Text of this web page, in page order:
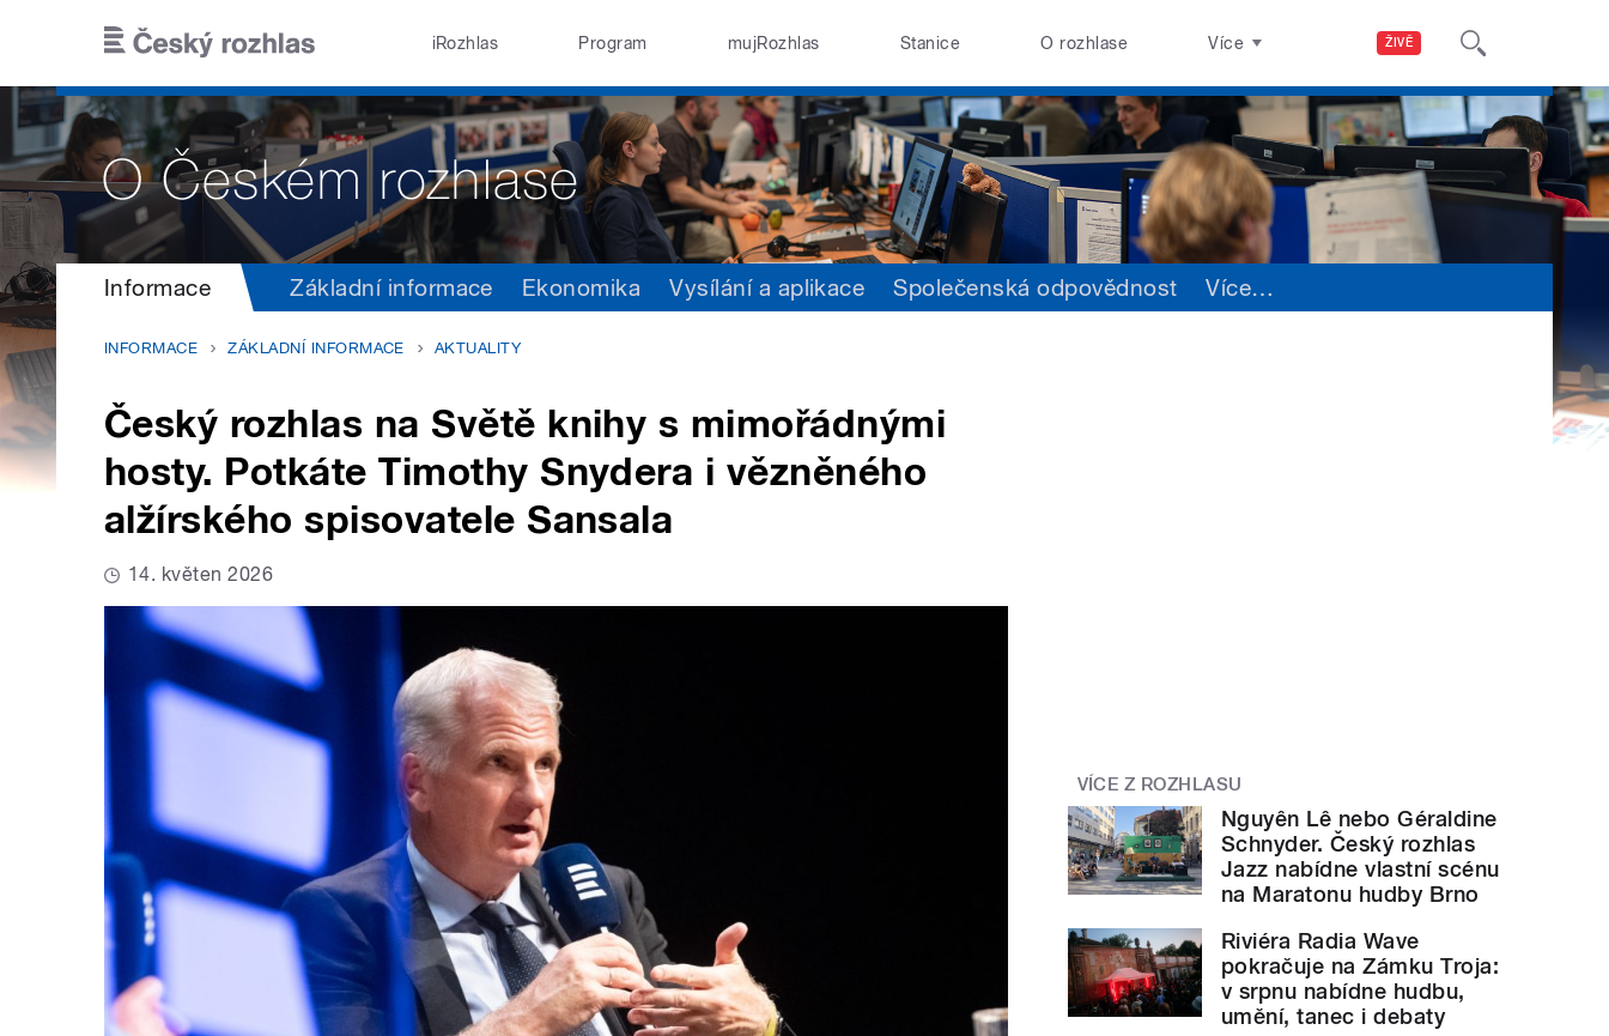
ŽIVĚ
iRozhlas Program mujRozhlas Stanice O rozhlase Více
Informace Základní informace Ekonomika Vysílání a aplikace Společenská odpovědnost Více…
INFORMACE ZÁKLADNÍ INFORMACE AKTUALITY
Český rozhlas na Světě knihy s mimořádnými
hosty. Potkáte Timothy Snydera i vězněného
alžírského spisovatele Sansala
14. květen 2026
VÍCE Z ROZHLASU
Nguyên Lê nebo Géraldine
Schnyder. Český rozhlas
Jazz nabídne vlastní scénu
na Maratonu hudby Brno
Riviéra Radia Wave
pokračuje na Zámku Troja:
v srpnu nabídne hudbu,
umění, tanec i debaty